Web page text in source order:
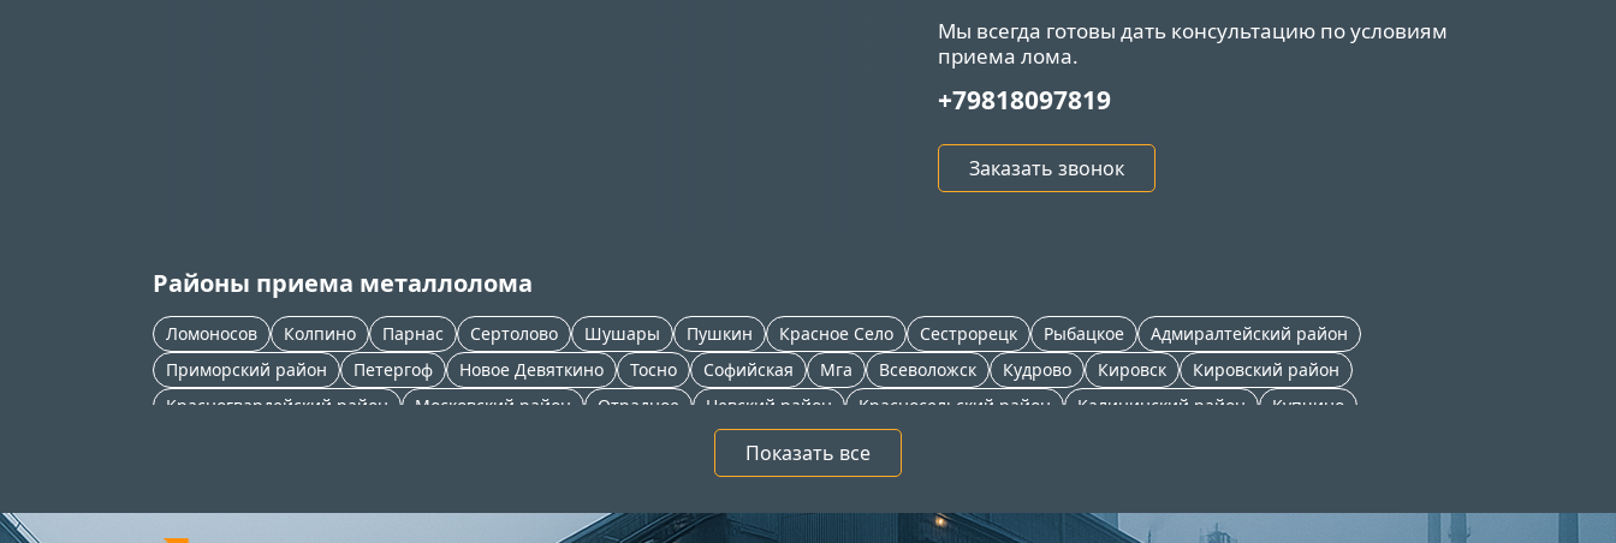
Мы всегда готовы дать консультацию по условиям
приема лома.
+79818097819
Заказать звонок
Районы приема металлолома
Ломоносов Колпино Парнас Сертолово Шушары Пушкин Красное Село Сестрорецк Рыбацкое
Адмиралтейский район
Приморский район
Петергоф Новое Девяткино Тосно Софийская Мга Всеволожск Кудрово Кировск
Кировский район
Красногвардейский район
Московский район Отрадное Невский район Красносельский район Калининский район
Купчино
Зеленогорск Никольское
Показать все